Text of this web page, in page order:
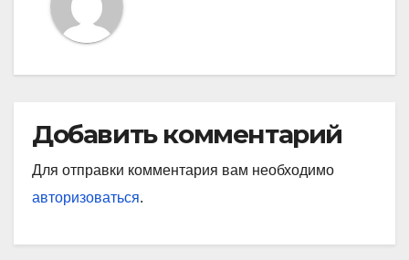
Добавить комментарий
Для отправки комментария вам необходимо
авторизоваться.